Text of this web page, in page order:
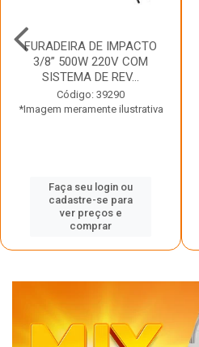
FURADEIRA DE IMPACTO
3/8” 500W 220V COM
SISTEMA DE REV...
Código: 39290
*Imagem meramente ilustrativa
Faça seu login ou
cadastre-se para
ver preços e
comprar